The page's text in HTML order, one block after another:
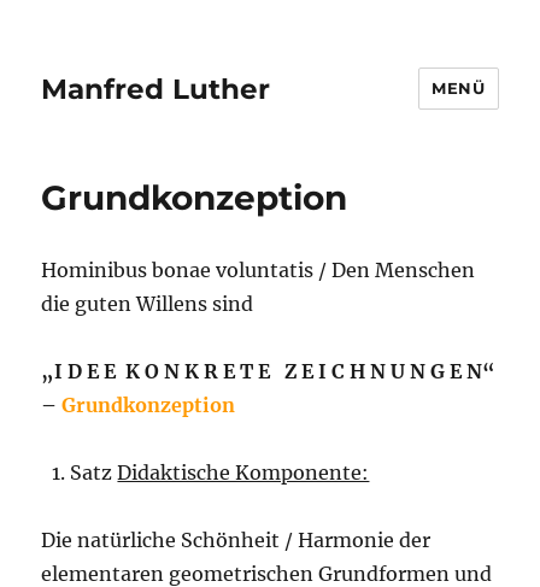
Manfred Luther MENÜ
Grundkonzeption
Hominibus bonae voluntatis / Den Menschen
die guten Willens sind
„I D E E K O N K R E T E Z E I C H N U N G E N“
–Grundkonzeption
SatzDidaktische Komponente:
Die natürliche Schönheit / Harmonie der
elementaren geometrischen Grundformen und